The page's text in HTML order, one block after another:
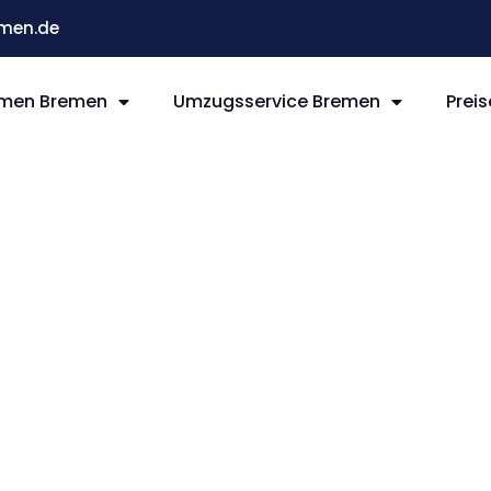
Bremen Umzugsservice Bremen